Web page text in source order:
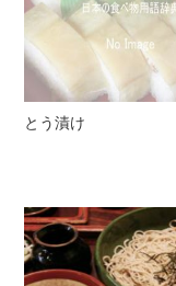
とう漬け